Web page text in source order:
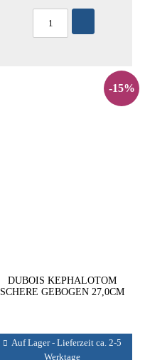
-15%
DUBOIS KEPHALOTOM
SCHERE GEBOGEN 27,0CM
Auf Lager - Lieferzeit ca. 2-5
Werktage